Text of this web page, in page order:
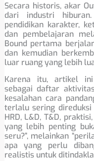
Secara historis, akar
dari industri
pendidikan karakter,
dan pembelajaran
Bound pertama
dan kemudian
luar ruang yang lebih
Karena itu, artikel ini
sebagai daftar
kesalahan cara
terlalu sering direduksi
HRD, L&D, T&D,
yang lebih penting
seru?”, melainkan
apa yang perlu
realistis untuk